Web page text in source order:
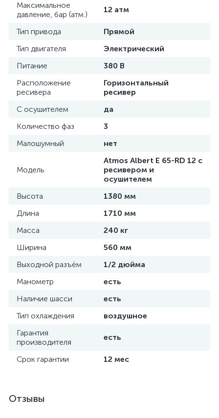
Максимальное
давление, бар (атм.)
12 атм
Тип привода
Прямой
Тип двигателя
Электрический
Питание
380 В
Расположение
ресивера
Горизонтальный
ресивер
С осушителем
да
Количество фаз
3
Малошумный
нет
Модель
Atmos Albert E 65-RD 12 с
ресивером и
осушителем
Высота
1380 мм
Длина
1710 мм
Масса
240 кг
Ширина
560 мм
Выходной разъём
1/2 дюйма
Манометр
есть
Наличие шасси
есть
Тип охлаждения
воздушное
Гарантия
производителя
есть
Срок гарантии 12 мес
Отзывы